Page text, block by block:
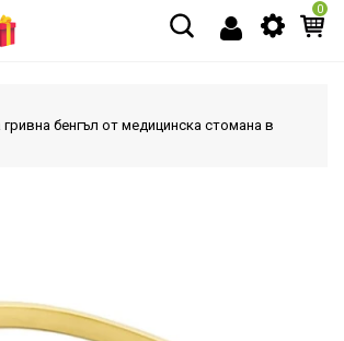
0
бенгъл от медицинска стомана в